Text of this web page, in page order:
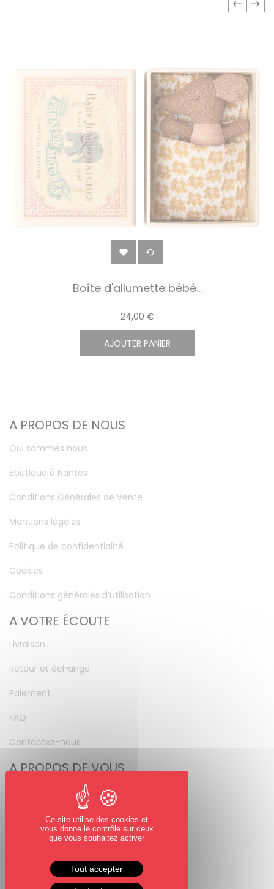
 
Boîte d'allumette bébé...
24,00 €
AJOUTER PANIER
A PROPOS DE NOUS
Qui sommes nous
Boutique à Nantes
Conditions Générales de Vente
Mentions légales
Politique de confidentialité
Cookies
Conditions générales d’utilisation
A VOTRE ÉCOUTE
Livraison
Retour et échange
Paiement
FAQ
Contactez-nous
A PROPOS DE VOUS
Mot de passe perdu
NOUS SUIVRE
Facebook
Ce site utilise des cookies et
vous donne le contrôle sur ceux
que vous souhaitez activer
Tout accepter